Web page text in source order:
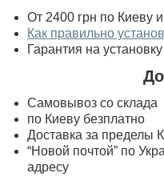
От 2400 грн по Киеву
Как правильно
Гарантия на
Самовывоз со склада
по Киеву безплатно
Доставка за пределы
“Новой почтой” по
адресу